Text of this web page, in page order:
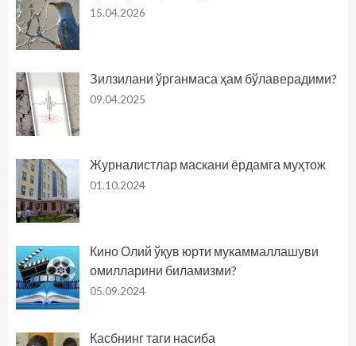
15.04.2026
Зилзилани ўрганмаса ҳам бўлаверадими?
09.04.2025
Журналистлар маскани ёрдамга муҳтож
01.10.2024
Кино Олий ўқув юрти мукаммаллашуви
омилларини биламизми?
05.09.2024
Касбнинг таги насиба